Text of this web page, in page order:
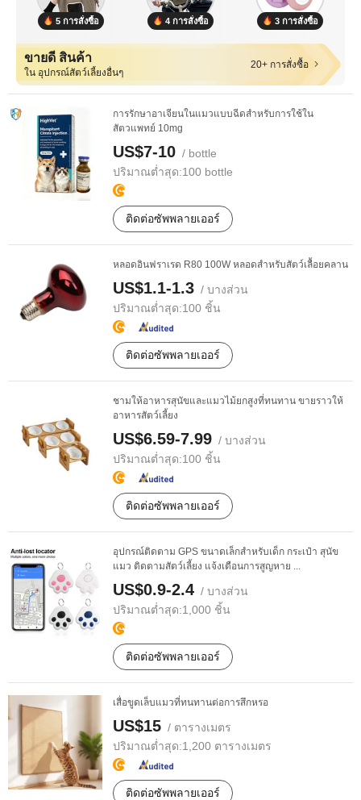
5 การสั่งซื้อ 4 การสั่งซื้อ 3 การสั่งซื้อ
ขายดี สินค้า
ใน อุปกรณ์สัตว์เลี้ยงอื่นๆ
20+ การสั่งซื้อ
การรักษาอาเจียนในแมวแบบฉีดสำหรับการใช้ใน
สัตวแพทย์ 10mg
US$7-10 / bottle
ปริมาณต่ำสุด:100 bottle
ติดต่อซัพพลายเออร์
หลอดอินฟราเรด R80 100W หลอดสำหรับสัตว์เลื้อยคลาน
US$1.1-1.3 / บางส่วน
ปริมาณต่ำสุด:100 ชิ้น
ติดต่อซัพพลายเออร์
ชามให้อาหารสุนัขและแมวไม้ยกสูงที่ทนทาน ขายราวให้
อาหารสัตว์เลี้ยง
US$6.59-7.99 / บางส่วน
ปริมาณต่ำสุด:100 ชิ้น
ติดต่อซัพพลายเออร์
อุปกรณ์ติดตาม GPS ขนาดเล็กสำหรับเด็ก กระเป๋า สุนัข
แมว ติดตามสัตว์เลี้ยง แจ้งเตือนการสูญหาย ...
US$0.9-2.4 / บางส่วน
ปริมาณต่ำสุด:1,000 ชิ้น
ติดต่อซัพพลายเออร์
เสื่อขูดเล็บแมวที่ทนทานต่อการสึกหรอ
US$15 / ตารางเมตร
ปริมาณต่ำสุด:1,200 ตารางเมตร
ติดต่อซัพพลายเออร์